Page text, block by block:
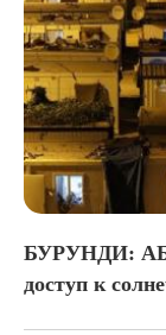
БУРУНДИ: АБР
доступ к